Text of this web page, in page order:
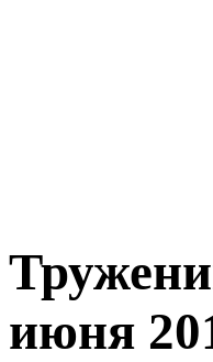
июня